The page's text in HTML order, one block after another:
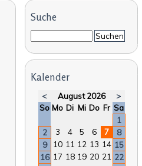
Suche
Suchen
Kalender
< August 2026
>
Sonntag
Montag
Dienstag
Mittwoch
Donnerstag
Freitag
Samstag
1
2
3 4 5 6 7
8
9
10 11 12 13 14 15
16 17 18 19 20 21 22